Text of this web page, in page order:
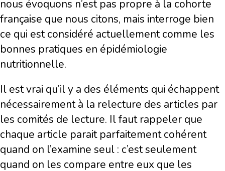
nous évoquons n’est pas propre à la cohorte
française que nous citons, mais interroge bien
ce qui est considéré actuellement comme les
bonnes pratiques en épidémiologie
nutritionnelle.
Il est vrai qu’il y a des éléments qui échappent
nécessairement à la relecture des articles par
les comités de lecture. Il faut rappeler que
chaque article parait parfaitement cohérent
quand on l’examine seul : c’est seulement
quand on les compare entre eux que les